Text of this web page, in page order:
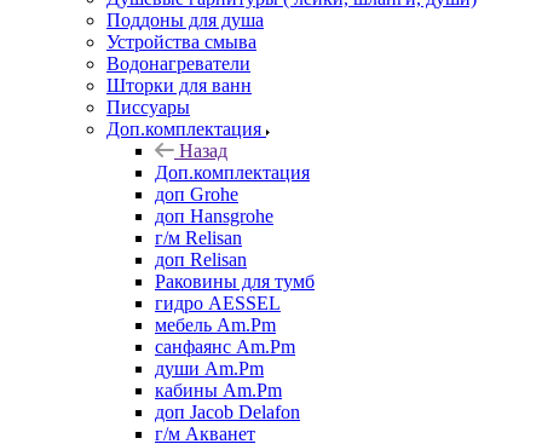
Поддоны для душа
Устройства смыва
Водонагреватели
Шторки для ванн
Писсуары
Доп.комплектация
Назад
Доп.комплектация
доп Grohe
доп Hansgrohe
г/м Relisan
доп Relisan
Раковины для тумб
гидро AESSEL
мебель Am.Pm
санфаянс Am.Pm
души Am.Pm
кабины Am.Pm
доп Jacob Delafon
г/м Акванет